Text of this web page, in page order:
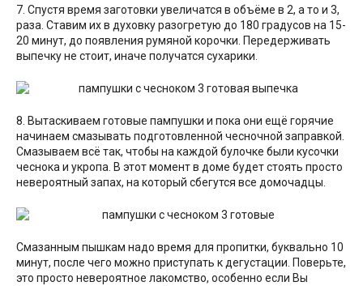
7. Спустя время заготовки увеличатся в объёме в 2, а то и 3,
раза. Ставим их в духовку разогретую до 180 градусов на 15-
20 минут, до появления румяной корочки. Передерживать
выпечку не стоит, иначе получатся сухарики.
8. Вытаскиваем готовые пампушки и пока они ещё горячие
начинаем смазывать подготовленной чесночной заправкой.
Смазываем всё так, чтобы на каждой булочке были кусочки
чеснока и укропа. В этот момент в доме будет стоять просто
невероятный запах, на который сбегутся все домочадцы.
Смазанным пышкам надо время для пропитки, буквально 10
минут, после чего можно приступать к дегустации. Поверьте,
это просто невероятное лакомство, особенно если Вы